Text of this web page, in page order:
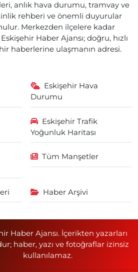
anlık hava durumu, tramvay ve
rehberi ve önemli duyurular
Merkezden ilçelere kadar
Haber Ajansı; doğru, hızlı
haberlerine ulaşmanın adresi.
Eskişehir Hava
Durumu
Eskişehir Trafik
Yoğunluk Haritası
Tüm Manşetler
Haber Arşivi
Haber Ajansı. İçerikten yazarları
haber, yazı ve fotoğraflar izinsiz
kullanılamaz.